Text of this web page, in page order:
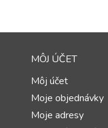
MÔJ ÚČET
Môj účet
Moje objednávky
Moje adresy